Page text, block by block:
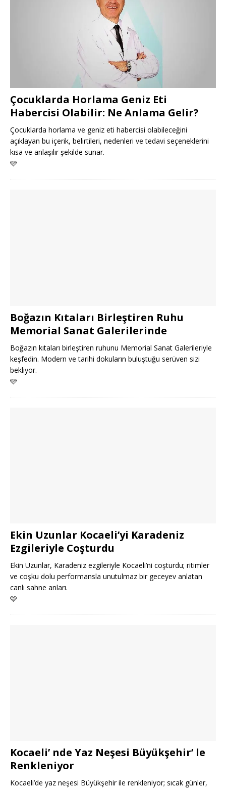
Çocuklarda Horlama Geniz Eti
Habercisi Olabilir: Ne Anlama Gelir?
Çocuklarda horlama ve geniz eti habercisi olabileceğini
açıklayan bu içerik, belirtileri, nedenleri ve tedavi seçeneklerini
kısa ve anlaşılır şekilde sunar.
🩷
Boğazın Kıtaları Birleştiren Ruhu
Memorial Sanat Galerilerinde
Boğazın kıtaları birleştiren ruhunu Memorial Sanat Galerileriyle
keşfedin. Modern ve tarihi dokuların buluştuğu serüven sizi
bekliyor.
🩷
Ekin Uzunlar Kocaeli’yi Karadeniz
Ezgileriyle Coşturdu
Ekin Uzunlar, Karadeniz ezgileriyle Kocaeli’ni coşturdu; ritimler
ve coşku dolu performansla unutulmaz bir geceyev anlatan
canlı sahne anları.
🩷
Kocaeli’ nde Yaz Neşesi Büyükşehir’ le
Renkleniyor
Kocaeli’de yaz neşesi Büyükşehir ile renkleniyor; sıcak günler,